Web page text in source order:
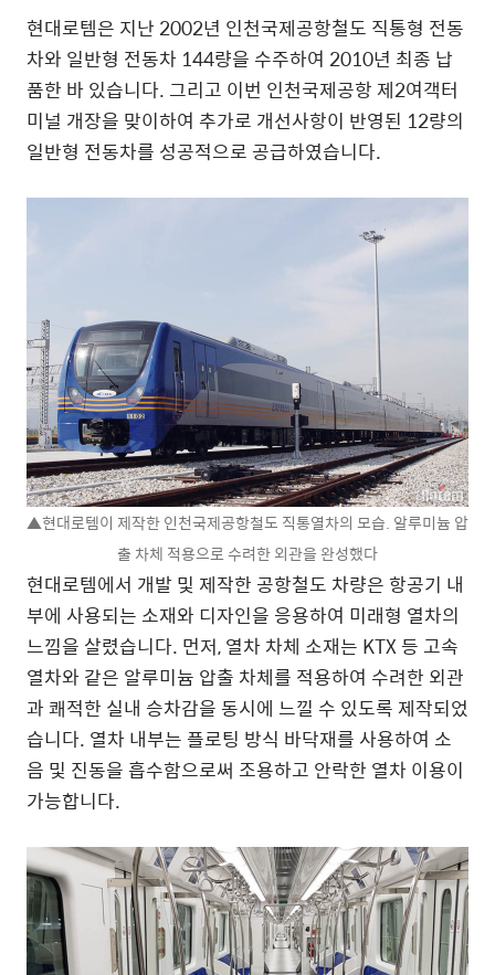
현대로템은 지난 2002년 인천국제공항철도 직통형 전동
차와 일반형 전동차 144량을 수주하여 2010년 최종 납
품한 바 있습니다. 그리고 이번 인천국제공항 제2여객터
미널 개장을 맞이하여 추가로 개선사항이 반영된 12량의
일반형 전동차를 성공적으로 공급하였습니다.
▲현대로템이 제작한 인천국제공항철도 직통열차의 모습. 알루미늄 압
출 차체 적용으로 수려한 외관을 완성했다
현대로템에서 개발 및 제작한 공항철도 차량은 항공기 내
부에 사용되는 소재와 디자인을 응용하여 미래형 열차의
느낌을 살렸습니다. 먼저, 열차 차체 소재는 KTX 등 고속
열차와 같은 알루미늄 압출 차체를 적용하여 수려한 외관
과 쾌적한 실내 승차감을 동시에 느낄 수 있도록 제작되었
습니다. 열차 내부는 플로팅 방식 바닥재를 사용하여 소
음 및 진동을 흡수함으로써 조용하고 안락한 열차 이용이
가능합니다.